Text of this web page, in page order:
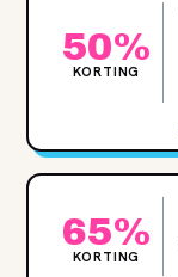
50%
KORTING
65%
KORTING